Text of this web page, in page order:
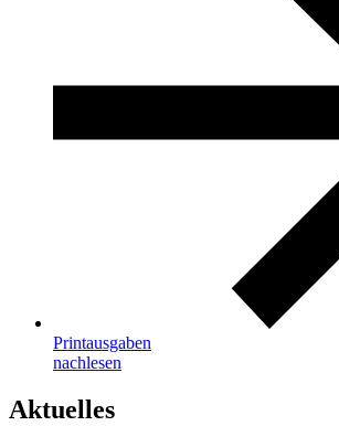
Printausgaben
nachlesen
Aktuelles